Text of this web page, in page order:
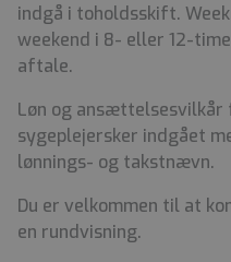
indgå i toholdsskift.
weekend i 8- eller 12-
aftale.
Løn og
sygeplejersker indgået
lønnings- og takstnævn.
Du er velkommen til at
en rundvisning.